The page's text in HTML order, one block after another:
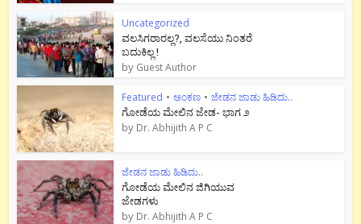
Uncategorized
ವಲಸಿಗರಾರಲ್ಲ?, ವಲಸೆಯು ನಿಂತರೆ
ಬದುಕಿಲ್ಲ !
by Guest Author
Featured • ಅಂಕಣ • ಜೇಡನ ಜಾಡು ಹಿಡಿದು..
ಗೋಡೆಯ ಮೇಲಿನ ಜೇಡ- ಭಾಗ ೨
by Dr. Abhijith A P C
ಜೇಡನ ಜಾಡು ಹಿಡಿದು..
ಗೋಡೆಯ ಮೇಲಿನ ಜಿಗಿಯುವ
ಜೇಡಗಳು
by Dr. Abhijith A P C